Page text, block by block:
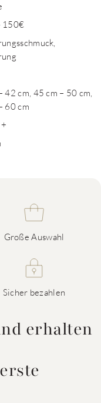
150€
42 cm, 45 cm – 50 cm,
60 cm
Große Auswahl
Sicher bezahlen
erhalten